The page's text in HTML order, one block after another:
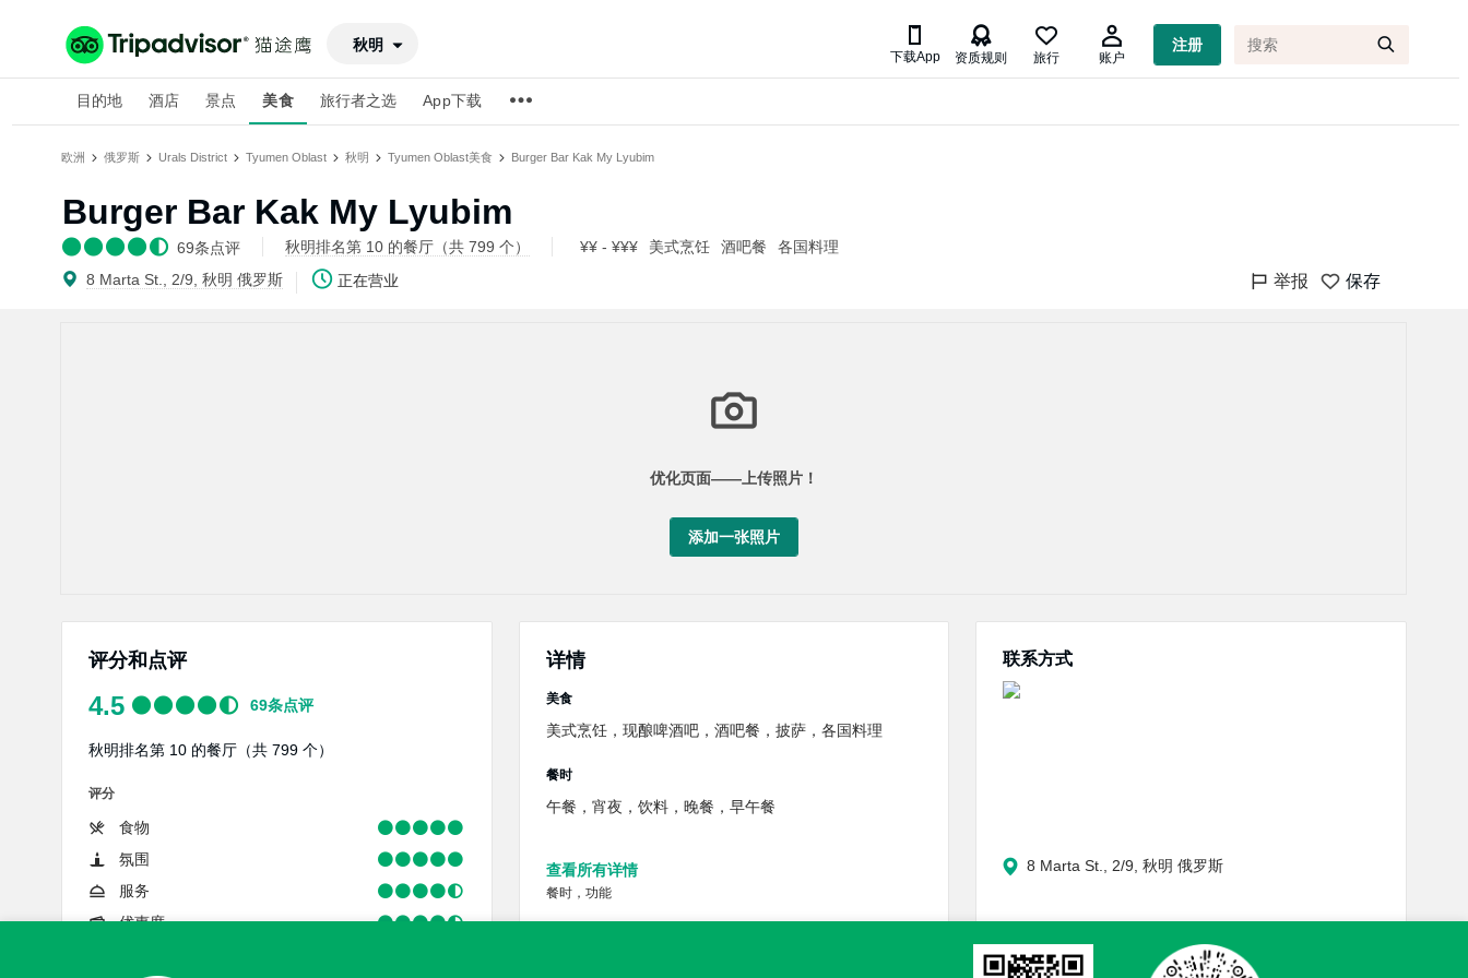
秋明 
下载App

资质规则 旅行 账户
注册
目的地 酒店 景点 美食 旅行者之选 App下载
欧洲 俄罗斯 Urals District Tyumen Oblast 秋明 Tyumen Oblast美食 Burger Bar Kak My Lyubim
Burger Bar Kak My Lyubim
69条点评 秋明排名第 10 的餐厅（共 799 个） ¥¥ - ¥¥¥ 美式烹饪 酒吧餐 各国料理
举报 保存
8 Marta St., 2/9, 秋明 俄罗斯 正在营业
优化页面——上传照片！
添加一张照片
评分和点评
4.5 69条点评
秋明排名第 10 的餐厅（共 799 个）
评分
食物
氛围
服务
优惠度
详情
美食
美式烹饪，现酿啤酒吧，酒吧餐，披萨，各国料理
餐时
午餐，宵夜，饮料，晚餐，早午餐
查看所有详情
餐时，功能
联系方式
8 Marta St., 2/9, 秋明 俄罗斯